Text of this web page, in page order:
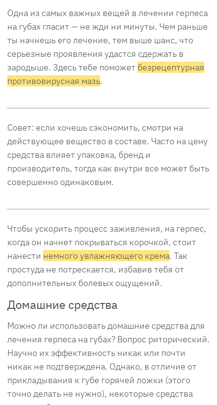
Одна из самых важных вещей в лечении герпеса
на губах гласит — не жди ни минуты. Чем раньше
ты начнешь его лечение, тем выше шанс, что
серьезные проявления удастся сдержать в
зародыше. Здесь тебе поможет безрецептурная
противовирусная мазь.
Совет: если хочешь сэкономить, смотри на
действующее вещество в составе. Часто на цену
средства влияет упаковка, бренд и
производитель, тогда как внутри все может быть
совершенно одинаковым.
Чтобы ускорить процесс заживления, на герпес,
когда он начнет покрываться корочкой, стоит
нанести немного увлажняющего крема. Так
простуда не потрескается, избавив тебя от
дополнительных болевых ощущений.
Домашние средства
Можно ли использовать домашние средства для
лечения герпеса на губах? Вопрос риторический.
Научно их эффективность никак или почти
никак не подтверждена. Однако, в отличие от
прикладывания к губе горячей ложки (этого
точно делать не нужно), некоторые средства